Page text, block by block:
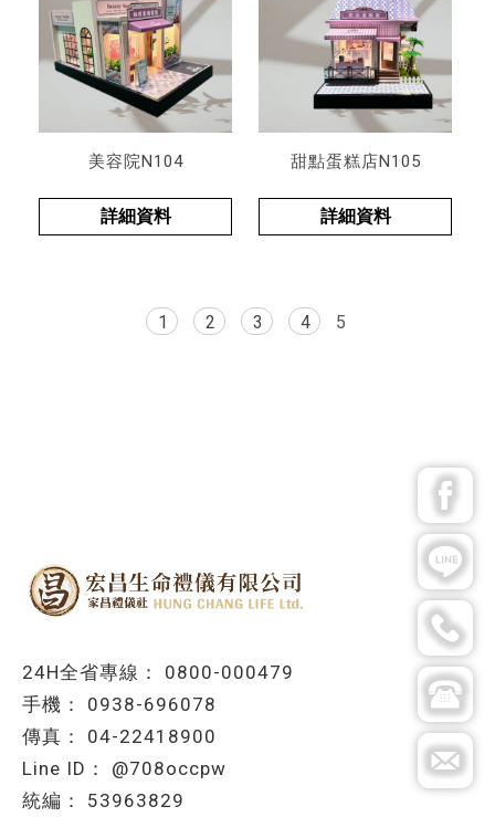
美容院N104
詳細資料
甜點蛋糕店N105
詳細資料
1 2 3 4 5
0800-000479
0938-696078
04-22418900
@708occpw
53963829